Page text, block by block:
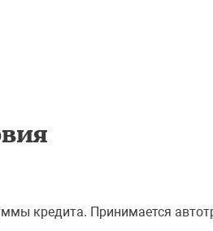
кредита. Принимается